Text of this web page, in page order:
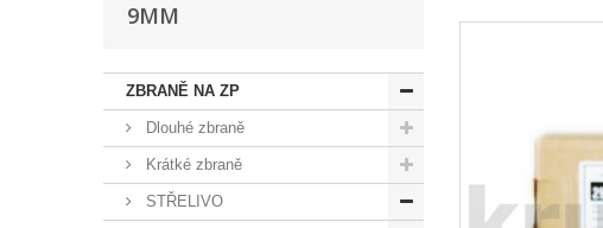
9MM
ZBRANĚ NA ZP
Dlouhé zbraně
Krátké zbraně
STŘELIVO